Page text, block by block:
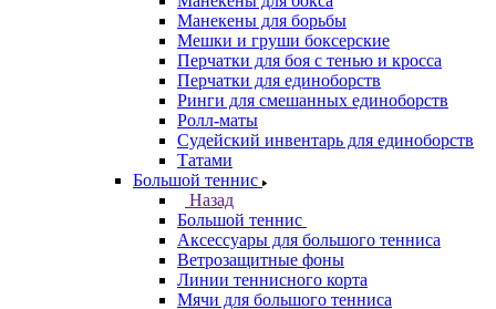
Манекены для борьбы
Мешки и груши боксерские
Перчатки для боя с тенью и кросса
Перчатки для единоборств
Ринги для смешанных единоборств
Ролл-маты
Судейский инвентарь для единоборств
Татами
Большой теннис
Назад
Большой теннис
Аксессуары для большого тенниса
Ветрозащитные фоны
Линии теннисного корта
Мячи для большого тенниса